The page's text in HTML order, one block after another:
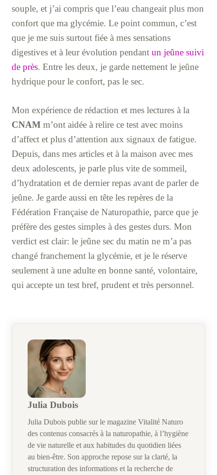
souple, et j’ai compris que l’eau changeait plus mon
confort que ma glycémie. Le point commun, c’est
que je me suis surtout fiée à mes sensations
digestives et à leur évolution pendant un jeûne suivi
de près. Entre les deux, je garde nettement le jeûne
hydrique pour le confort, pas le sec.
Mon expérience de rédaction et mes lectures à la
CNAM m’ont aidée à relire ce test avec moins
d’affect et plus d’attention aux signaux de fatigue.
Depuis, dans mes articles et à la maison avec mes
deux adolescents, je parle plus vite de sommeil,
d’hydratation et de dernier repas avant de parler de
jeûne. Je garde aussi en tête les repères de la
Fédération Française de Naturopathie, parce que je
préfère des gestes simples à des gestes durs. Mon
verdict est clair: le jeûne sec du matin ne m’a pas
changé franchement la glycémie, et je le réserve
seulement à une adulte en bonne santé, volontaire,
qui accepte un test bref, prudent et très personnel.
Julia Dubois
Julia Dubois publie sur le magazine Vitalité Naturo
des contenus consacrés à la naturopathie, à l’hygiène
de vie naturelle et aux habitudes du quotidien liées
au bien-être. Son approche repose sur la clarté, la
structuration des informations et la recherche de